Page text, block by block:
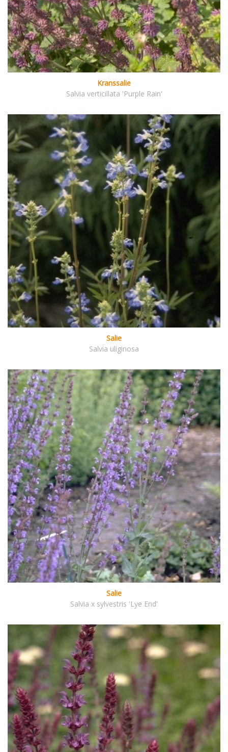
Kranssalie
Salvia verticillata 'Purple Rain'
Salie
Salvia uliginosa
Salie
Salvia x sylvestris 'Lye End'